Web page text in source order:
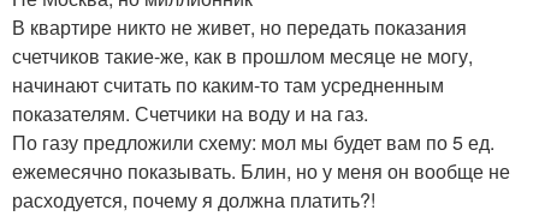
В квартире никто не живет, но передать показания
счетчиков такие-же, как в прошлом месяце не могу,
начинают считать по каким-то там усредненным
показателям. Счетчики на воду и на газ.
По газу предложили схему: мол мы будет вам по 5 ед.
ежемесячно показывать. Блин, но у меня он вообще не
расходуется, почему я должна платить?!